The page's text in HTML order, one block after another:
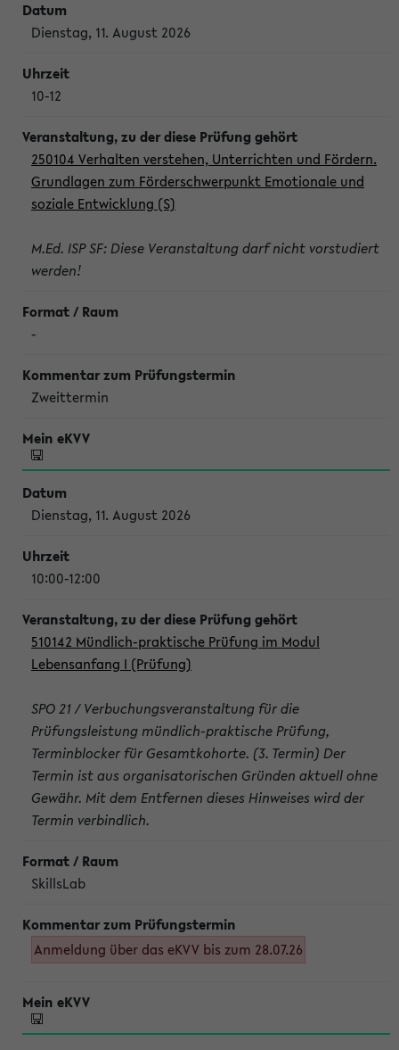
Dienstag, 11. August 2026
10-12
250104 Verhalten verstehen, Unterrichten und Fördern.
Grundlagen zum Förderschwerpunkt Emotionale und
soziale Entwicklung (S)
M.Ed. ISP SF: Diese Veranstaltung darf nicht vorstudiert
werden!
-
Zweittermin
Dienstag, 11. August 2026
10:00-12:00
510142 Mündlich-praktische Prüfung im Modul
Lebensanfang I (Prüfung)
SPO 21 / Verbuchungsveranstaltung für die
Prüfungsleistung mündlich-praktische Prüfung,
Terminblocker für Gesamtkohorte. (3. Termin) Der
Termin ist aus organisatorischen Gründen aktuell ohne
Gewähr. Mit dem Entfernen dieses Hinweises wird der
Termin verbindlich.
SkillsLab
Anmeldung über das eKVV bis zum 28.07.26